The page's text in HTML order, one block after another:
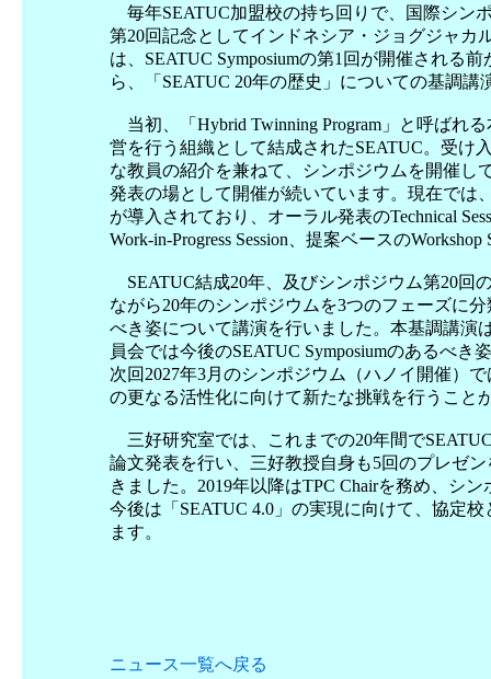
毎年SEATUC加盟校の持ち回りで、国際シン
第20回記念としてインドネシア・ジョグジャカ
は、SEATUC Symposiumの第1回が開催される
ら、「SEATUC 20年の歴史」についての基調講
当初、「Hybrid Twinning Program」と呼ばれ
営を行う組織として結成されたSEATUC。受け
な教員の紹介を兼ねて、シンポジウムを開催し
発表の場として開催が続いています。現在では
が導入されており、オーラル発表のTechnical
Work-in-Progress Session、提案ベースの
SEATUC結成20年、及びシンポジウム第20回
ながら20年のシンポジウムを3つのフェーズに
べき姿について講演を行いました。本基調講演
員会では今後のSEATUC Symposiumのあるべ
次回2027年3月のシンポジウム（ハノイ開催）
の更なる活性化に向けて新たな挑戦を行うこと
三好研究室では、これまでの20年間でSEATUC
論文発表を行い、三好教授自身も5回のプレゼ
きました。2019年以降はTPC Chairを務め、シ
今後は「SEATUC 4.0」の実現に向けて、協定
ます。
ニュース一覧へ戻る